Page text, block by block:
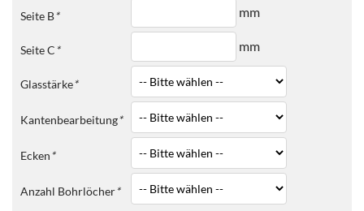
Seite B* mm
Seite C* mm
Glasstärke*
Kantenbearbeitung*
Ecken*
Anzahl Bohrlöcher*